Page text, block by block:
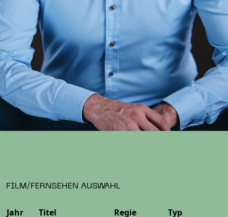
FILM/FERNSEHEN AUSWAHL
Jahr Titel Regie Typ